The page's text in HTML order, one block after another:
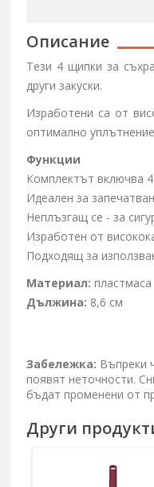
Описание
Тези 4 щипки за
други закуски.
Изработени са от
оптимално
Функции
Комплектът включва
Идеален за
Неплъзгащ се - за
Изработен от
Подходящ за
Материал:пластмаса
Дължина: 8,6 см
Забележка: Въпреки
появят неточности.
бъдат променени от
Други